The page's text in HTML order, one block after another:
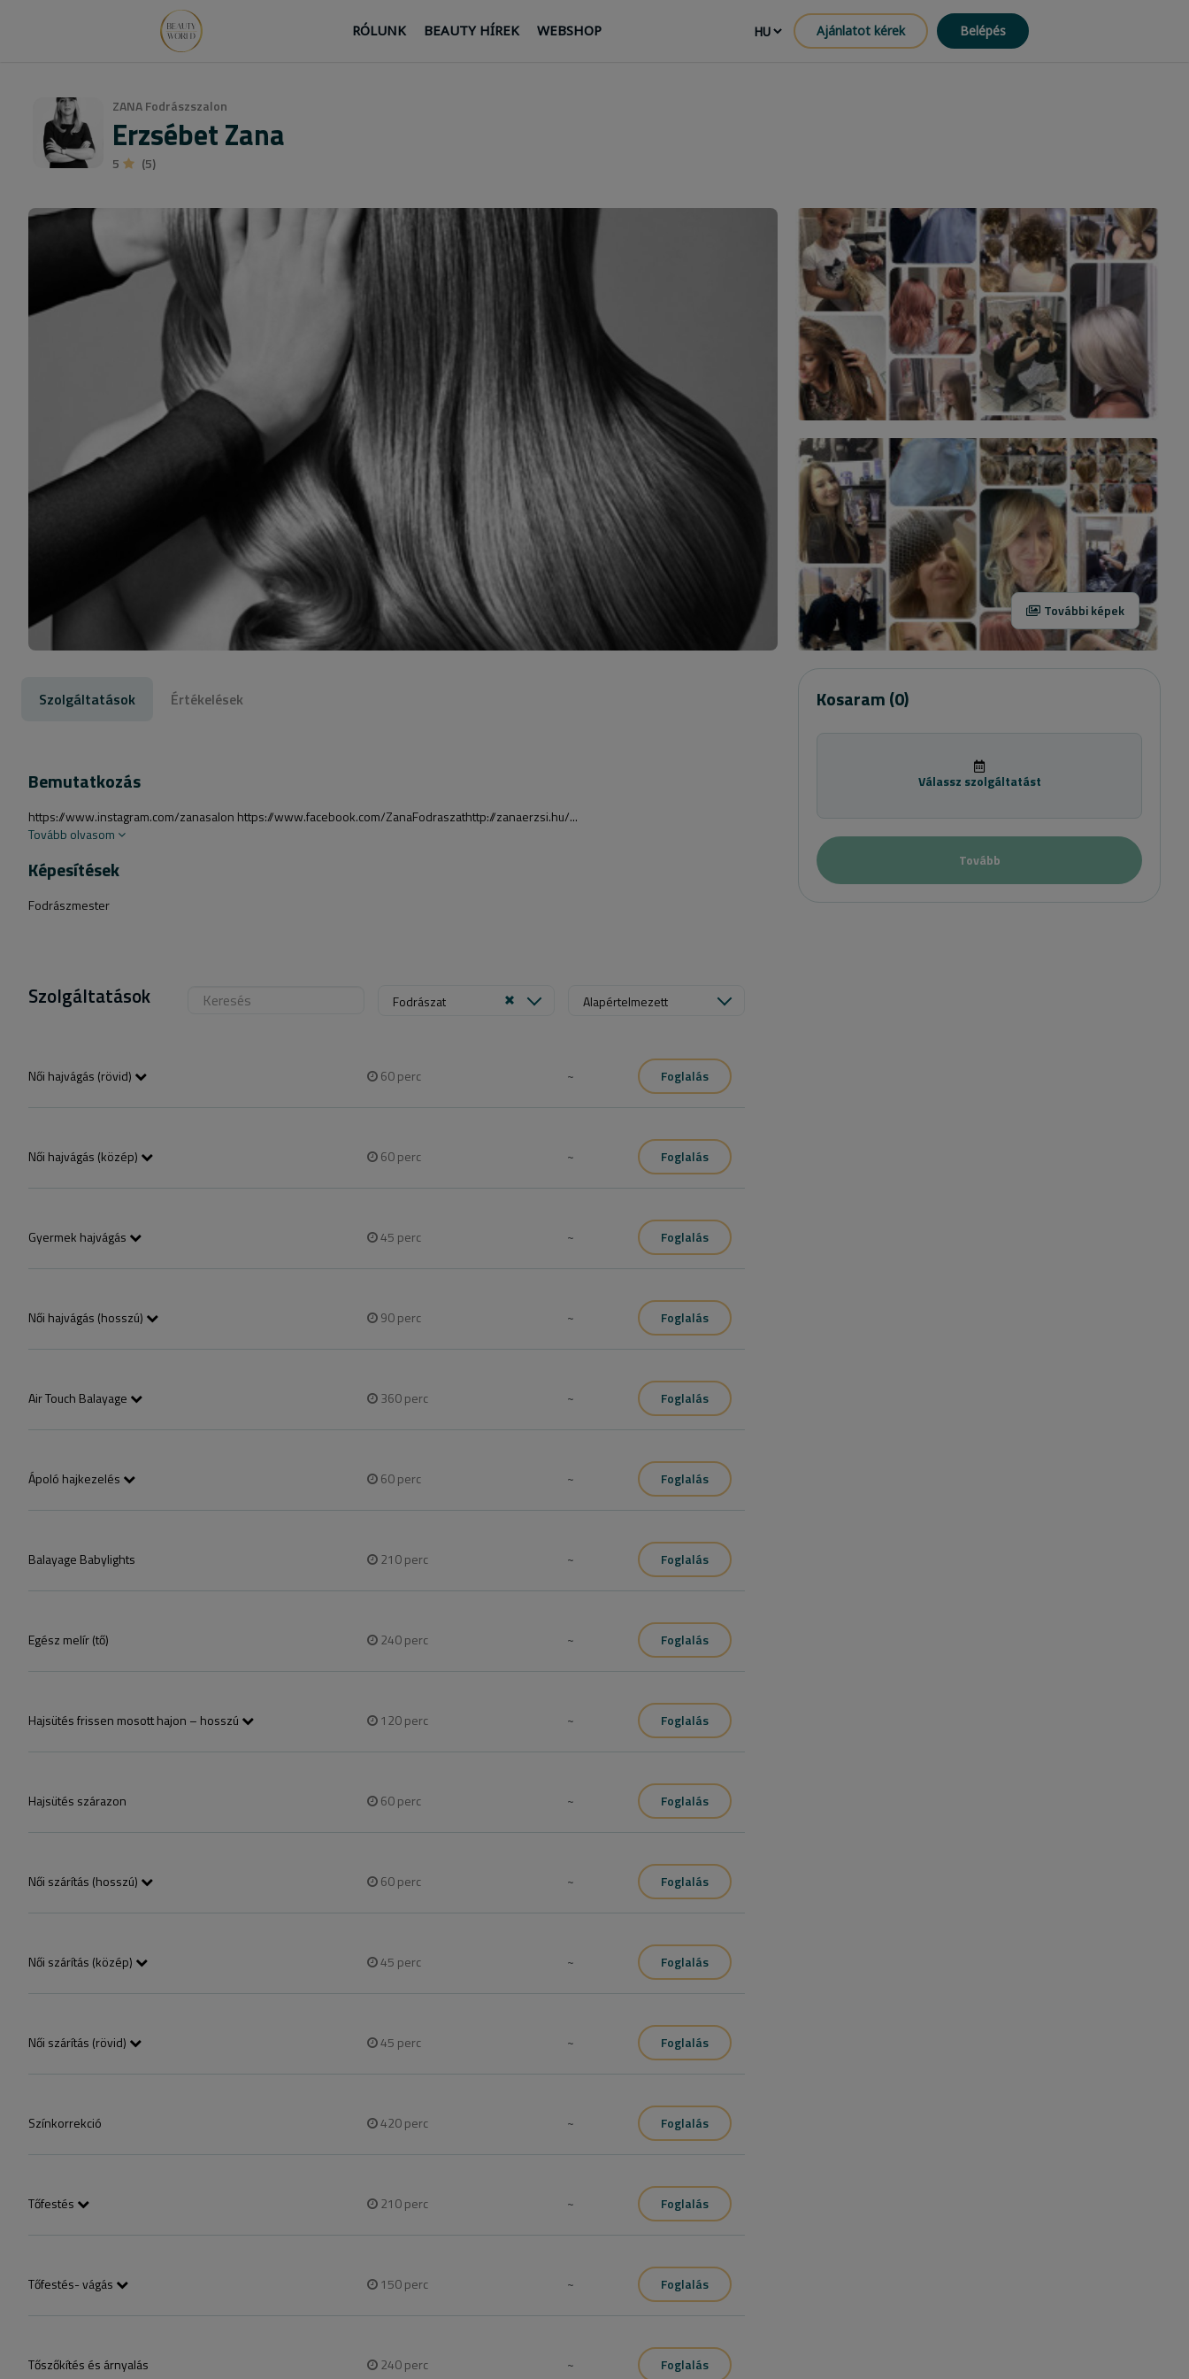
RÓLUNK BEAUTY HÍREK WEBSHOP Ajánlatot kérek Belépés
ZANA Fodrászszalon
Erzsébet Zana
5 (5)
További képek
Szolgáltatások Értékelések
Bemutatkozás
https://www.instagram.com/zanasalon https://www.facebook.com/ZanaFodraszathttp://zanaerzsi.hu/...
Tovább olvasom
Képesítések
Fodrászmester
Szolgáltatások Fodrászat Alapértelmezett
Női hajvágás (rövid) 60perc ~
Foglalás
Női hajvágás (közép) 60perc ~
Foglalás
Gyermek hajvágás 45 perc ~
Foglalás
Női hajvágás (hosszú)
90perc ~
Foglalás
Air Touch Balayage 360perc ~
Foglalás
érdekében a hajat részekre osztjuk, és fóliával vagy átlátszó fóliával kiemeljük,
ellentétben a balayage vagy ombre haj készítésekor használt szabadkézi
Ápoló hajkezelés 60perc ~
Foglalás
Balayage Babylights
210perc ~ Foglalás
Egész melír (tő) 240perc ~ Foglalás
Hajsütés frissen mosott hajon – hosszú 120perc ~
Foglalás
Hajsütés szárazon 60perc ~ Foglalás
Női szárítás (hosszú) 60perc ~
Foglalás
Női szárítás (közép)
45 perc ~
Foglalás
Női szárítás (rövid) 45 perc ~
Foglalás
Színkorrekció
420perc ~ Foglalás
Tőfestés 210perc ~
Foglalás
1. Majirel - tartós hajfesték erősen koncentrált ápoló hatóanyagokkal. Prémium
2. INOA - ODS technológiájával gazdagított, olaj alapú, ammóniamentes tartós
Tőfestés- vágás 150perc ~
Foglalás
női hajvágást szárítással; konzultációval, személyre szabott hajápolási ajánlással.
Tőszőkítés és árnyalás
240perc ~ Foglalás
Kosaram(0)
Válassz szolgáltatást
Tovább